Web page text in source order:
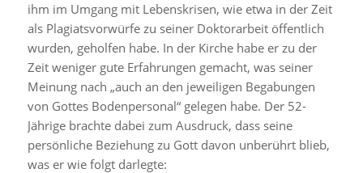
ihm im Umgang mit Lebenskrisen, wie etwa in der Zeit
als Plagiatsvorwürfe zu seiner Doktorarbeit öffentlich
wurden, geholfen habe. In der Kirche habe er zu der
Zeit weniger gute Erfahrungen gemacht, was seiner
Meinung nach „auch an den jeweiligen Begabungen
von Gottes Bodenpersonal“ gelegen habe. Der 52-
Jährige brachte dabei zum Ausdruck, dass seine
persönliche Beziehung zu Gott davon unberührt blieb,
was er wie folgt darlegte: